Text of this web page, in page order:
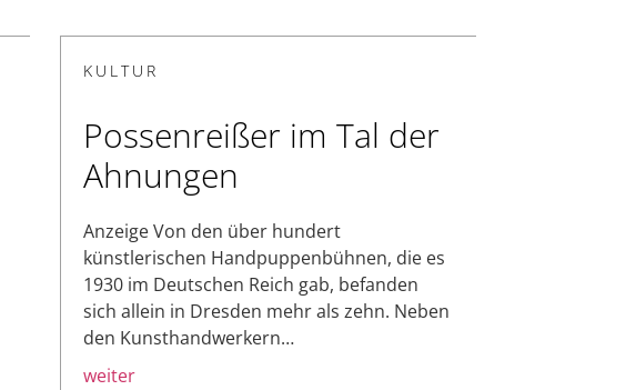
KULTUR
Possenreißer im Tal der
Ahnungen
Anzeige Von den über hundert
künstlerischen Handpuppenbühnen, die es
1930 im Deutschen Reich gab, befanden
sich allein in Dresden mehr als zehn. Neben
den Kunsthandwerkern…
weiter